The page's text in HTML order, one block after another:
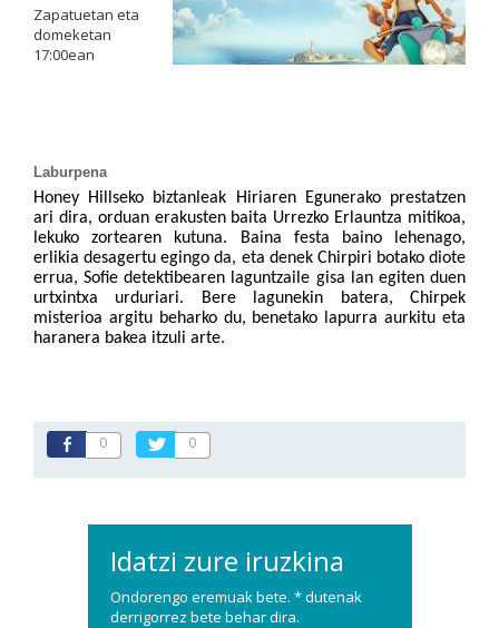
Zapatuetan eta
domeketan
17:00ean
Laburpena
Honey Hillseko biztanleak Hiriaren Egunerako prestatzen
ari dira, orduan erakusten baita Urrezko Erlauntza mitikoa,
lekuko zortearen kutuna. Baina festa baino lehenago,
erlikia desagertu egingo da, eta denek Chirpiri botako diote
errua, Sofie detektibearen laguntzaile gisa lan egiten duen
urtxintxa urduriari. Bere lagunekin batera, Chirpek
misterioa argitu beharko du, benetako lapurra aurkitu eta
haranera bakea itzuli arte.
0 0
Idatzi zure iruzkina
Ondorengo eremuak bete. * dutenak
derrigorrez bete behar dira.